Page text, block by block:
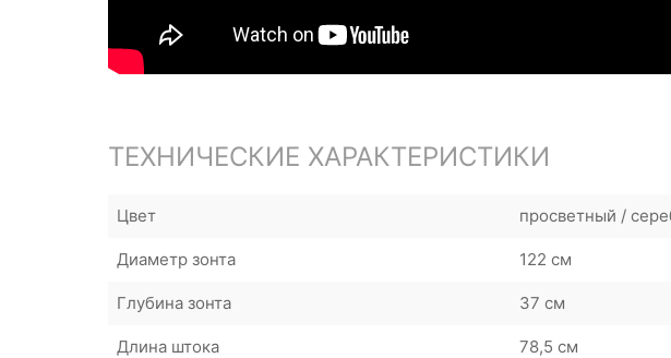
ТЕХНИЧЕСКИЕ ХАРАКТЕРИСТИКИ
Цвет просветный /
Диаметр зонта 122 см
Глубина зонта 37 см
Длина штока 78,5 см